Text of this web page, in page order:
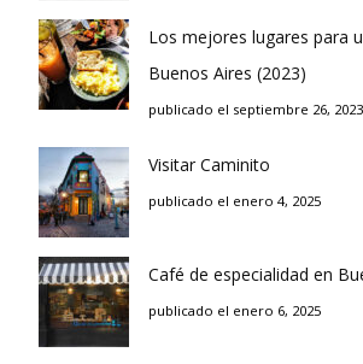
Los mejores lugares para
Buenos Aires (2023)
publicado el septiembre 26, 2023
Visitar Caminito
publicado el enero 4, 2025
Café de especialidad en
publicado el enero 6, 2025